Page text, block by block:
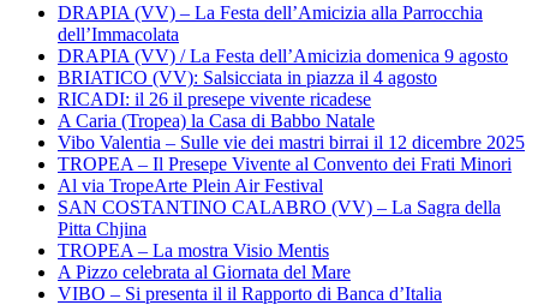
DRAPIA (VV) – La Festa dell’Amicizia alla Parrocchia
dell’Immacolata
DRAPIA (VV) / La Festa dell’Amicizia domenica 9 agosto
BRIATICO (VV): Salsicciata in piazza il 4 agosto
RICADI: il 26 il presepe vivente ricadese
A Caria (Tropea) la Casa di Babbo Natale
Vibo Valentia – Sulle vie dei mastri birrai il 12 dicembre 2025
TROPEA – Il Presepe Vivente al Convento dei Frati Minori
Al via TropeArte Plein Air Festival
SAN COSTANTINO CALABRO (VV) – La Sagra della
Pitta Chjina
TROPEA – La mostra Visio Mentis
A Pizzo celebrata al Giornata del Mare
VIBO – Si presenta il il Rapporto di Banca d’Italia